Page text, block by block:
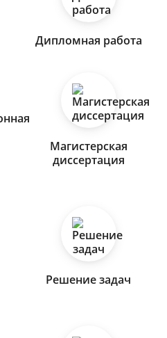
Дипломная работа
Магистерская
диссертация
Решение задач